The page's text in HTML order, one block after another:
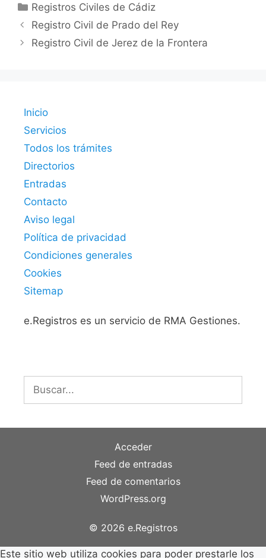
Categorías
Registros Civiles de Cádiz
Registro Civil de Prado del Rey
Registro Civil de Jerez de la Frontera
Inicio
Servicios
Todos los trámites
Directorios
Entradas
Contacto
Aviso legal
Política de privacidad
Condiciones generales
Cookies
Sitemap
e.Registros es un servicio de RMA Gestiones.
Buscar:
Acceder
Feed de entradas
Feed de comentarios
WordPress.org
© 2026 e.Registros
Este sitio web utiliza cookies para poder prestarle los